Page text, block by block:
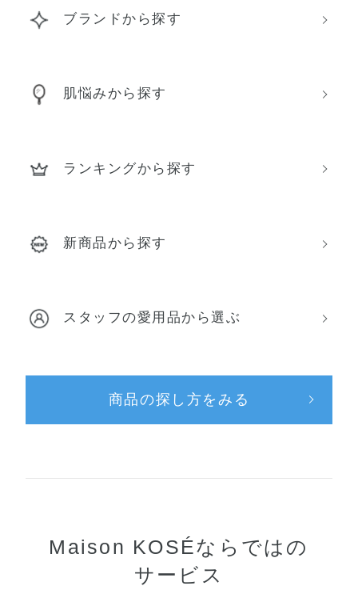
ブランドから探す
肌悩みから探す
ランキングから探す
新商品から探す
スタッフの愛用品から選ぶ
商品の探し方をみる
Maison KOSÉならではの
サービス